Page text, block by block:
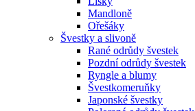
Mandloně
Ořešáky
Švestky a slivoně
Rané odrůdy švestek
Pozdní odrůdy švestek
Ryngle a blumy
Švestkomeruňky
Japonské švestky